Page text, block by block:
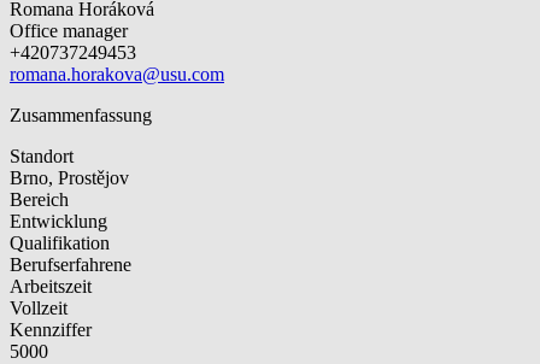
Romana Horáková
Office manager
+420737249453
romana.horakova@usu.com
Zusammenfassung
Standort
Brno, Prostějov
Bereich
Entwicklung
Qualifikation
Berufserfahrene
Arbeitszeit
Vollzeit
Kennziffer
5000